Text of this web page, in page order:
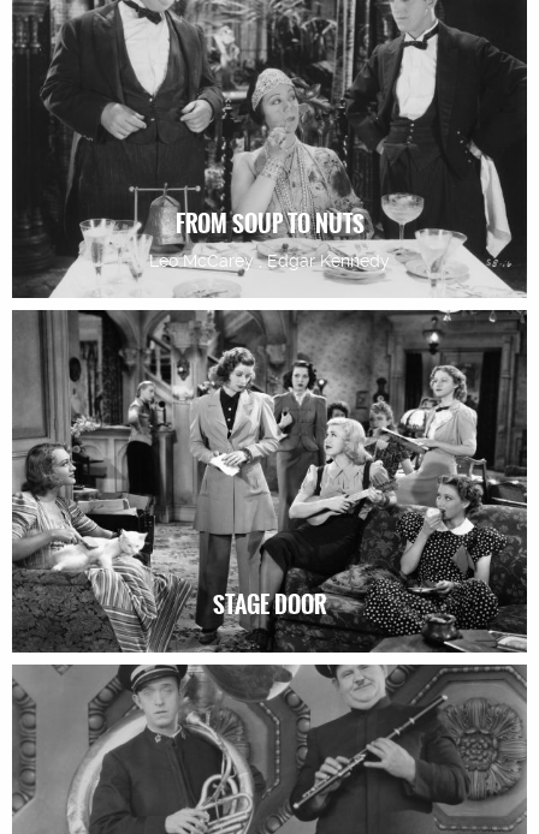
FROM SOUP TO NUTS
Leo McCarey , Edgar Kennedy
STAGE DOOR